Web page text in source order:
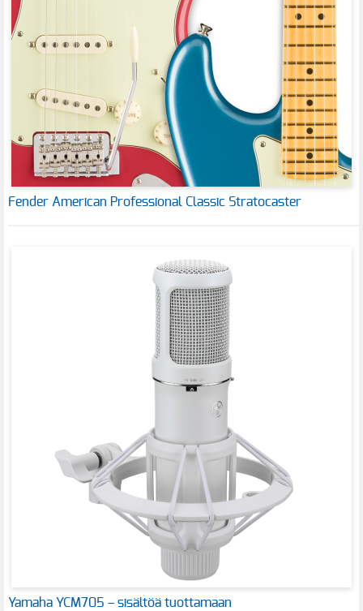
Fender American Professional Classic Stratocaster
Yamaha YCM705 – sisältöä tuottamaan